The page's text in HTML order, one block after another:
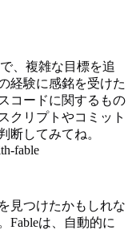
、複雑な目標を追
経験に感銘を受けた
コードに関するもの
クリプトやコミット
断してみてね。
fable
見つけたかもしれな
Fableは、自動的に